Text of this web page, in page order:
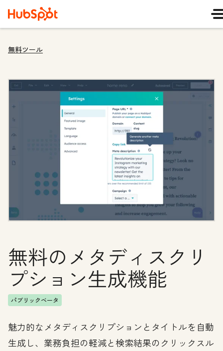
無料ツール
無料のメタディスクリ
プション生成機能
パブリックベータ
魅力的なメタディスクリプションとタイトルを自動
生成し、業務負担の軽減と検索結果のクリックスル